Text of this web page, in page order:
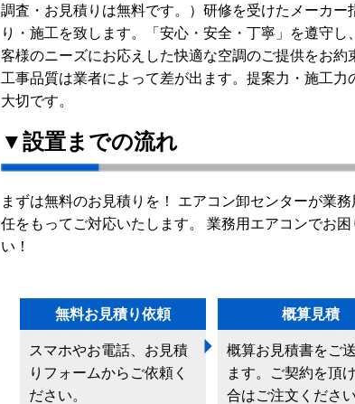
調査・お見積りは無料です。）研修を受けたメーカ
り・施工を致します。「安心・安全・丁寧」を遵守
客様のニーズにお応えした快適な空調のご提供をお約
工事品質は業者によって差が出ます。提案力・施工
大切です。
▼設置までの流れ
まずは無料のお見積りを！ エアコン卸センターが業
任をもってご対応いたします。 業務用エアコンでお
い！
無料お見積り依頼
スマホやお電話、お見積
りフォームからご依頼く
ださい。
概算見積
概算お見積書をご
ます。ご契約を頂
合はご注文ください